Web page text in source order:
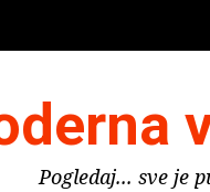
Pogledaj... sve je